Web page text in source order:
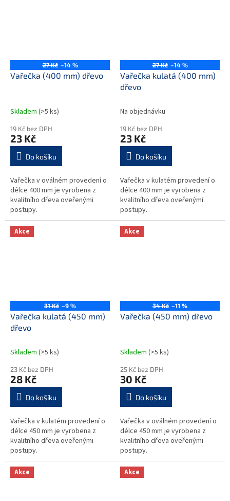
27 Kč –14 %
Vařečka (400 mm) dřevo
Skladem (>5 ks)
19 Kč bez DPH
23 Kč
Do košíku
Vařečka v oválném provedení o
délce 400 mm je vyrobena z
kvalitního dřeva oveřenými
postupy.
27 Kč –14 %
Vařečka kulatá (400 mm)
dřevo
Na objednávku
19 Kč bez DPH
23 Kč
Do košíku
Vařečka v kulatém provedení o
délce 400 mm je vyrobena z
kvalitního dřeva oveřenými
postupy.
Akce
31 Kč –9 %
Vařečka kulatá (450 mm)
dřevo
Skladem (>5 ks)
23 Kč bez DPH
28 Kč
Do košíku
Vařečka v kulatém provedení o
délce 450 mm je vyrobena z
kvalitního dřeva oveřenými
postupy.
Akce
34 Kč –11 %
Vařečka (450 mm) dřevo
Skladem (>5 ks)
25 Kč bez DPH
30 Kč
Do košíku
Vařečka v oválném provedení o
délce 450 mm je vyrobena z
kvalitního dřeva oveřenými
postupy.
Akce Akce